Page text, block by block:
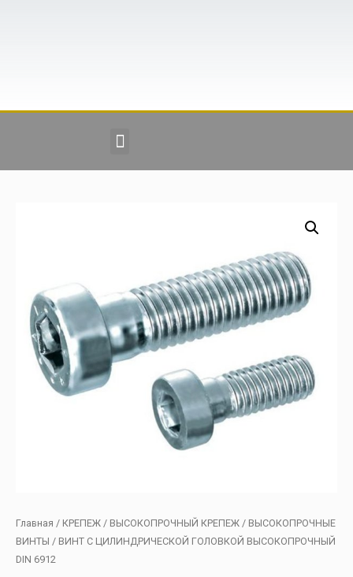
Главная / КРЕПЕЖ / ВЫСОКОПРОЧНЫЙ КРЕПЕЖ / ВЫСОКОПРОЧНЫЕ
ВИНТЫ / ВИНТ С ЦИЛИНДРИЧЕСКОЙ ГОЛОВКОЙ ВЫСОКОПРОЧНЫЙ
DIN 6912